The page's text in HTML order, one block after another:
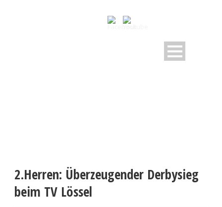
2.Herren: Überzeugender Derbysieg
beim TV Lössel